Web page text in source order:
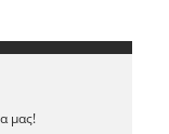
μας!